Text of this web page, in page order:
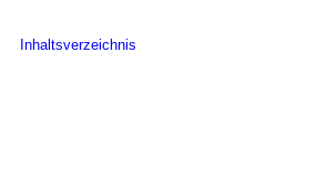
Inhaltsverzeichnis